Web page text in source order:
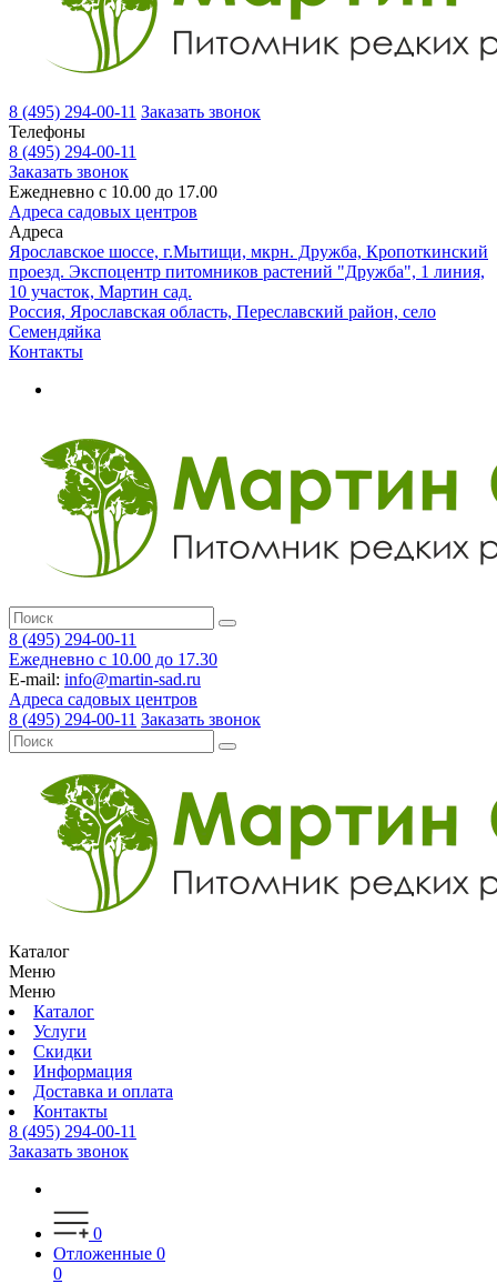
8 (495) 294-00-11 Заказать звонок
Телефоны
8 (495) 294-00-11
Заказать звонок
Ежедневно с 10.00 до 17.00
Адреса садовых центров
Адреса
Ярославское шоссе, г.Мытищи, мкрн. Дружба, Кропоткинский
проезд. Экспоцентр питомников растений "Дружба", 1 линия,
10 участок, Мартин сад.
Россия, Ярославская область, Переславский район, село
Семендяйка
Контакты
8 (495) 294-00-11
Ежедневно с 10.00 до 17.30
E-mail: info@martin-sad.ru
Адреса садовых центров
8 (495) 294-00-11 Заказать звонок
Каталог
Меню
Меню
Каталог
Услуги
Скидки
Информация
Доставка и оплата
Контакты
8 (495) 294-00-11
Заказать звонок
0
Отложенные 0
0